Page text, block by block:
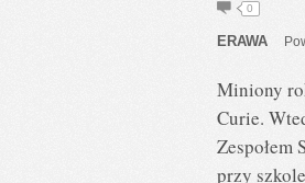
0
ERAWA
Miniony
Curie.
przy